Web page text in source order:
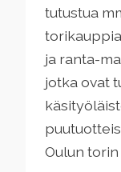
tutustua
ja ranta-
jotka ovat
Oulun